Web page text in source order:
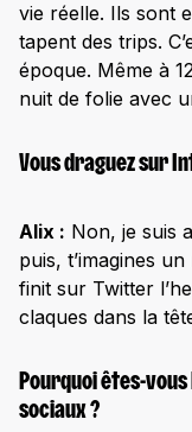
vie réelle. Ils sont
tapent des trips.
époque. Même à
nuit de folie avec
Vous draguez sur
Alix : Non, je suis
puis, t’imagines
finit sur Twitter
claques dans la
Pourquoi êtes-
sociaux ?